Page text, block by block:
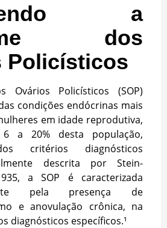
a
dos
Policísticos
Ovários Policísticos (SOP)
condições endócrinas mais
em idade reprodutiva,
a 20% desta população,
critérios diagnósticos
descrita por Stein-
a SOP é caracterizada
pela presença de
e anovulação crônica, na
diagnósticos específicos.¹